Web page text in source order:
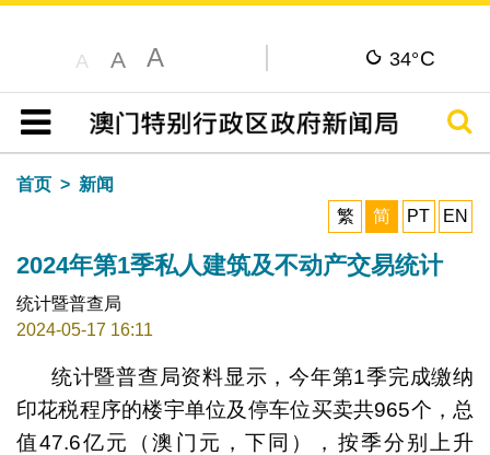
A A A 34°C
目录
搜寻
首页
新闻
繁
简 PT EN
2024年第1季私人建筑及不动产交易统计
统计暨普查局
2024-05-17 16:11
统计暨普查局资料显示，今年第1季完成缴纳
印花税程序的楼宇单位及停车位买卖共965个，总
值47.6亿元（澳门元，下同），按季分别上升